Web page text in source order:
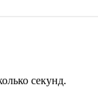
секунд.